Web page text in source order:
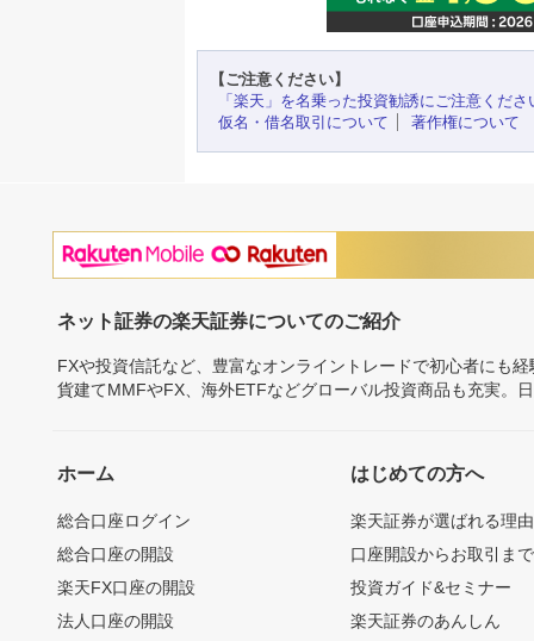
【ご注意ください】
「楽天」を名乗った投資勧誘にご注意くださ
仮名・借名取引について
著作権について
ネット証券の楽天証券についてのご紹介
FXや投資信託など、豊富なオンライントレードで初心者にも
貨建てMMFやFX、海外ETFなどグローバル投資商品も充実。
ホーム
総合口座ログイン
総合口座の開設
楽天FX口座の開設
法人口座の開設
はじめての方へ
楽天証券が選ばれる理由
口座開設からお取引ま
投資ガイド&セミナー
楽天証券のあんしん